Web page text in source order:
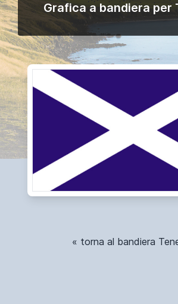
Grafica a bandiera per
« torna al bandiera